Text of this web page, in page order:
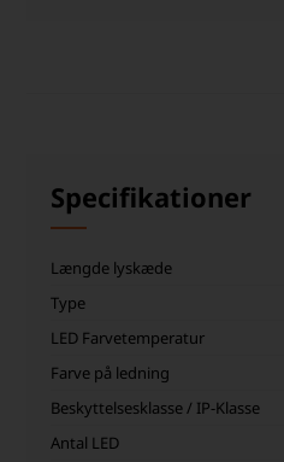
Specifikationer
Længde lyskæde
Type
LED Farvetemperatur
Farve på ledning
Beskyttelsesklasse / IP-Klasse
Antal LED